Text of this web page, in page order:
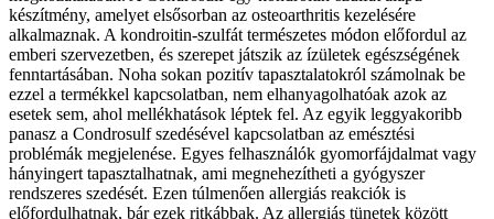
készítmény, amelyet elsősorban az osteoarthritis kezelésére
alkalmaznak. A kondroitin-szulfát természetes módon előfordul az
emberi szervezetben, és szerepet játszik az ízületek egészségének
fenntartásában. Noha sokan pozitív tapasztalatokról számolnak be
ezzel a termékkel kapcsolatban, nem elhanyagolhatóak azok az
esetek sem, ahol mellékhatások léptek fel. Az egyik leggyakoribb
panasz a Condrosulf szedésével kapcsolatban az emésztési
problémák megjelenése. Egyes felhasználók gyomorfájdalmat vagy
hányingert tapasztalhatnak, ami megnehezítheti a gyógyszer
rendszeres szedését. Ezen túlmenően allergiás reakciók is
előfordulhatnak, bár ezek ritkábbak. Az allergiás tünetek között